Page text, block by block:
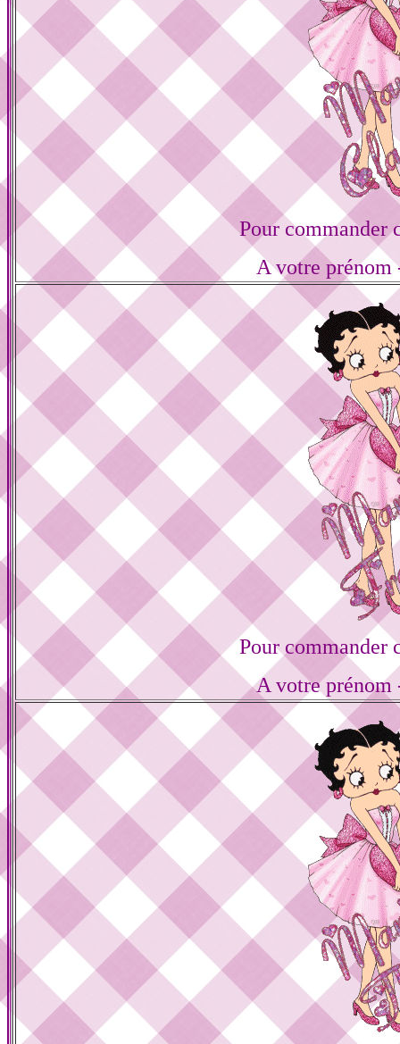
Pour commander
A votre prénom
Pour commander
A votre prénom